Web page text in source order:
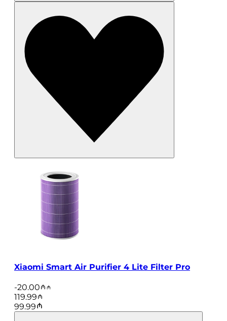
Xiaomi Smart Air Purifier 4 Lite Filter Pro
-20.00
119.99
99.99